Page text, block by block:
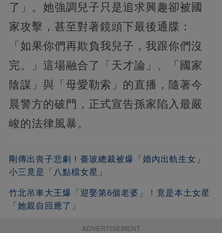
了」。她強調兒子只是追求興趣卻被國
家攻擊，甚至對著鏡頭下最後通牒：
「如果你們再欺負我兒子，我跟你們沒
完。」這場融合了「天才論」、「國家
陰謀」與「母愛勒索」的直播，隨著今
晨警方的破門，正式宣告孫家陷入最嚴
峻的法律風暴。
剛傳出喪子悲劇！臺玻總裁被爆「婚內出軌生女」
小三竟是「八點檔女星」
竹北吊車大王爆「迎娶第6個老婆」！竟是本土女星
「她親自回應了」
ADVERTISEMENT